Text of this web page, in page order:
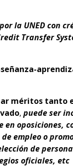
la UNED con
Transfer
méritos tanto
, puede ser
oposiciones,
empleo o
de
oficiales, etc